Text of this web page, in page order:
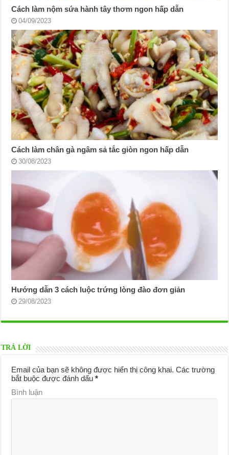
Cách làm nộm sứa hành tây thơm ngon hấp dẫn
04/09/2023
Cách làm chân gà ngâm sả tắc giòn ngon hấp dẫn
30/08/2023
Hướng dẫn 3 cách luộc trứng lòng đào đơn giản
29/08/2023
TRẢ LỜI
Email của bạn sẽ không được hiển thị công khai. Các trường
bắt buộc được đánh dấu*
Bình luận